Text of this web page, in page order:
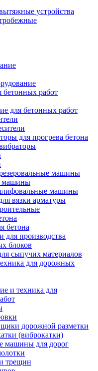
устройства
бетонных работ
для бетонных работ
для прогрева бетона
машины
машины
машины
вязки арматуры
бетона
для производства
блоков
сыпучих материалов
для дорожных
и техника для
дорожной разметки
(виброкатки)
машины для дорог
трещин